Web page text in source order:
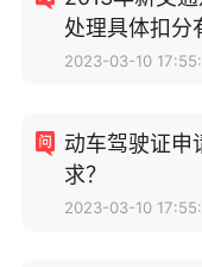
处理具体扣分
2023-03-10
动车驾驶证申
求？
2023-03-10